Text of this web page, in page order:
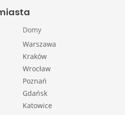
Domy
Warszawa
Kraków
Wrocław
Poznań
Gdańsk
Katowice